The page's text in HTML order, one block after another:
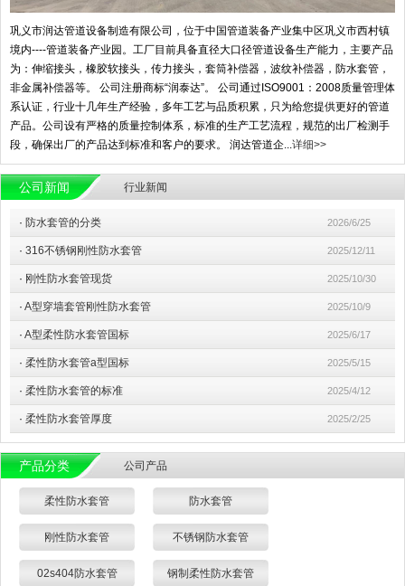
巩义市润达管道设备制造有限公司，位于中国管道装备产业集中区巩义市西村镇
境内----管道装备产业园。工厂目前具备直径大口径管道设备生产能力，主要产品
为：伸缩接头，橡胶软接头，传力接头，套筒补偿器，波纹补偿器，防水套管，
非金属补偿器等。 公司注册商标“润泰达”。 公司通过ISO9001：2008质量管理体
系认证，行业十几年生产经验，多年工艺与品质积累，只为给您提供更好的管道
产品。公司设有严格的质量控制体系，标准的生产工艺流程，规范的出厂检测手
段，确保出厂的产品达到标准和客户的要求。 润达管道企...详细>>
公司新闻 行业新闻
· 防水套管的分类 2026/6/25
· 316不锈钢刚性防水套管 2025/12/11
· 刚性防水套管现货 2025/10/30
· A型穿墙套管刚性防水套管 2025/10/9
· A型柔性防水套管国标 2025/6/17
· 柔性防水套管a型国标 2025/5/15
· 柔性防水套管的标准 2025/4/12
· 柔性防水套管厚度 2025/2/25
产品分类 公司产品
柔性防水套管 防水套管
刚性防水套管 不锈钢防水套管
02s404防水套管 钢制柔性防水套管